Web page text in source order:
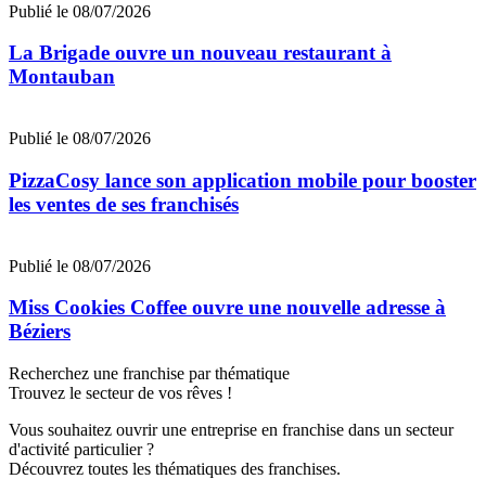
Publié le 08/07/2026
La Brigade ouvre un nouveau restaurant à
Montauban
Publié le 08/07/2026
PizzaCosy lance son application mobile pour booster
les ventes de ses franchisés
Publié le 08/07/2026
Miss Cookies Coffee ouvre une nouvelle adresse à
Béziers
Recherchez une franchise par thématique
Trouvez le secteur de vos rêves !
Vous souhaitez ouvrir une entreprise en franchise dans un secteur
d'activité particulier ?
Découvrez toutes les thématiques des franchises.